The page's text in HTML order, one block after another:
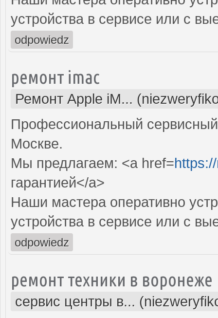
устройства в сервисе или с
odpowiedz
ремонт imac
Ремонт Apple iM...
Профессиональный
Москве.
Мы предлагаем: <a href=
гарантией</a>
Наши мастера оперативно
устройства в сервисе или с
odpowiedz
ремонт техники в воронеже
сервис центры в...